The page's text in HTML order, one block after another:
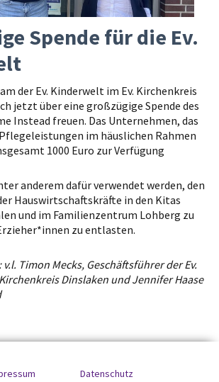
Spende für die Ev.
der Ev. Kinderwelt im Ev. Kirchenkreis
jetzt über eine großzügige Spende des
Instead freuen. Das Unternehmen, das
im häuslichen Rahmen
1000 Euro zur Verfügung
anderem dafür verwendet werden, den
Hauswirtschaftskräfte in den Kitas
und im Familienzentrum Lohberg zu
zu entlasten.
Timon Mecks, Geschäftsführer der Ev.
Dinslaken und Jennifer Haase
Datenschutz